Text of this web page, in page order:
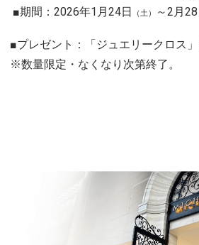
■期間：2026年1月24日 （土） ～2月
■プレゼント：「ジュエリークロス
※数量限定・なくなり次第終了。